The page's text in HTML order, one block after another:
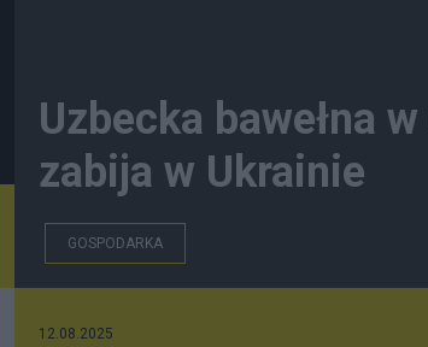
Uzbecka bawełna
zabija w Ukrainie
GOSPODARKA
12.08.2025